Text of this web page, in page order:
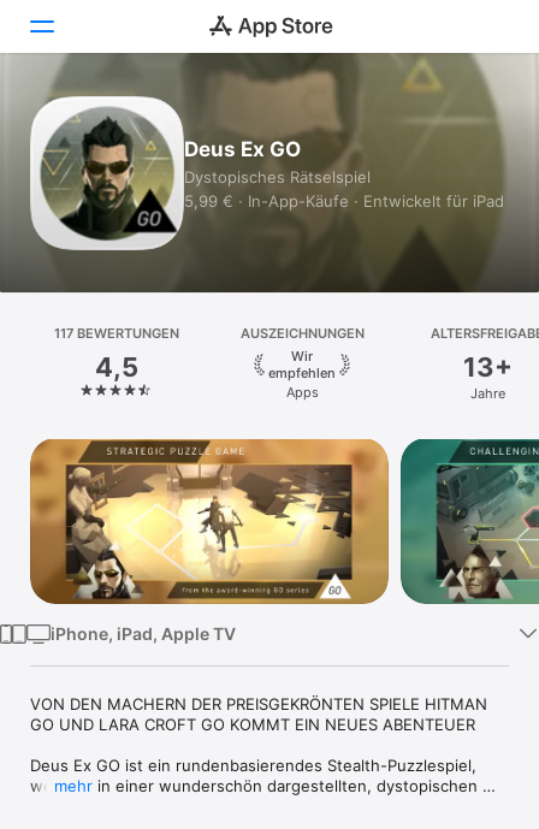
Heute
Spiele
Apps
Plattform
iPhone
iPad
Mac
Vision
Watch
Deus Ex GO
Dystopisches Rätselspiel
5,99 € · In-App-Käufe · Entwickelt für iPad
117 BEWERTUNGEN
4,5
AUSZEICHNUNGEN
Wir
empfehlen
Apps
13+
Jahre
iPhone, iPad, Apple TV
VON DEN MACHERN DER PREISGEKRÖNTEN SPIELE HITMAN
GO UND LARA CROFT GO KOMMT EIN NEUES ABENTEUER
Deus Ex GO ist ein rundenbasierendes Stealth-Puzzlespiel,
welches in einer wunderschön dargestellten, dystopischen
mehr